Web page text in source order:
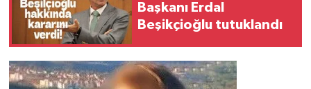
Başkanı Erdal
Beşikçioğlu tutuklandı